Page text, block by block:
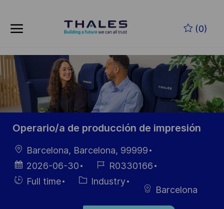
(0)
-
Operario/a de producción de impresión
Ort
Barcelona, Barcelona, 99999
Datum der
Veröffentlichung
2026-06-30
Job-
ID
R0330166
Einstellunngstyp
Full time Kategorie
Industry
Barcelona